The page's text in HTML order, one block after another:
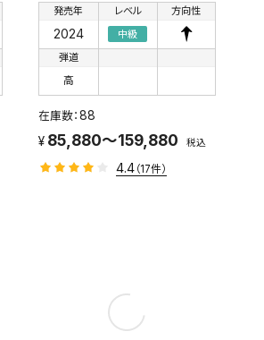
発売年
2024
レベル
中級
方向性
弾道
高
88
85,880～159,880 税込
4.4 （17件）